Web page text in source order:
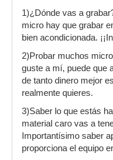
1800€
antes
principio,
buena en
+sE) y
de verdad.
Silice o quien
algo bueno
micro,
1)¿Dónde vas a
micro hay que grabar
bien acondicionada.
2)Probar muchos
guste a mí, puede que
de tanto dinero mejor
realmente quieres.
3)Saber lo que estás
material caro vas a
Importantísimo saber
proporciona el equipo